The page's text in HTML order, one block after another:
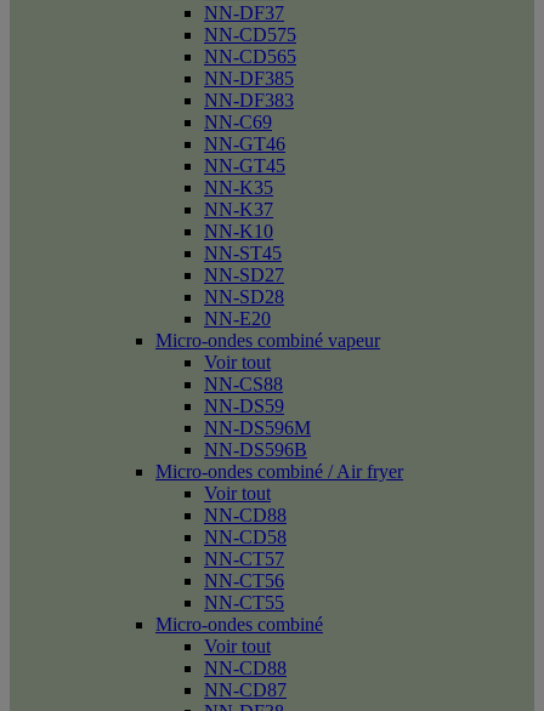
NN-DF37
NN-CD575
NN-CD565
NN-DF385
NN-DF383
NN-C69
NN-GT46
NN-GT45
NN-K35
NN-K37
NN-K10
NN-ST45
NN-SD27
NN-SD28
NN-E20
Micro-ondes combiné vapeur
Voir tout
NN-CS88
NN-DS59
NN-DS596M
NN-DS596B
Micro-ondes combiné / Air fryer
Voir tout
NN-CD88
NN-CD58
NN-CT57
NN-CT56
NN-CT55
Micro-ondes combiné
Voir tout
NN-CD88
NN-CD87